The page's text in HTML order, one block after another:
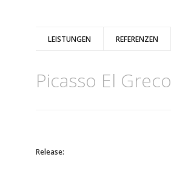
LEISTUNGEN REFERENZEN
Picasso El Greco
Release: